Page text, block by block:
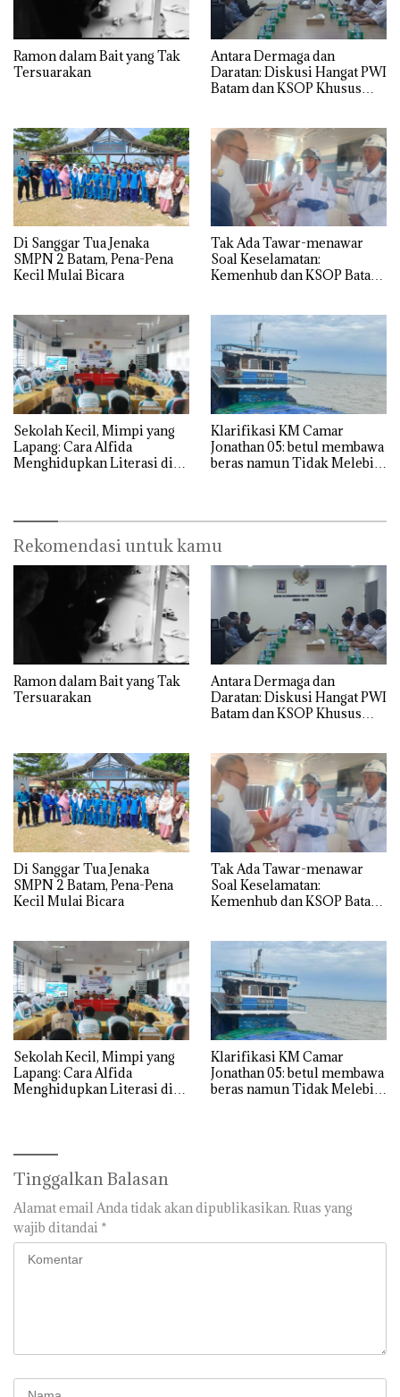
Ramon dalam Bait yang Tak
Tersuarakan
Antara Dermaga dan
Daratan: Diskusi Hangat PWI
Batam dan KSOP Khusus
Di Sanggar Tua Jenaka
SMPN 2 Batam, Pena-Pena
Kecil Mulai Bicara
Tak Ada Tawar-menawar
Soal Keselamatan:
Kemenhub dan KSOP Batam
Sekolah Kecil, Mimpi yang
Lapang: Cara Alfida
Menghidupkan Literasi di
Klarifikasi KM Camar
Jonathan 05: betul membawa
beras namun Tidak Melebihi
Rekomendasi untuk kamu
Ramon dalam Bait yang Tak
Tersuarakan
Antara Dermaga dan
Daratan: Diskusi Hangat PWI
Batam dan KSOP Khusus
Di Sanggar Tua Jenaka
SMPN 2 Batam, Pena-Pena
Kecil Mulai Bicara
Tak Ada Tawar-menawar
Soal Keselamatan:
Kemenhub dan KSOP Batam
Sekolah Kecil, Mimpi yang
Lapang: Cara Alfida
Menghidupkan Literasi di
Klarifikasi KM Camar
Jonathan 05: betul membawa
beras namun Tidak Melebihi
Tinggalkan Balasan
Alamat email Anda tidak akan dipublikasikan. Ruas yang
wajib ditandai *